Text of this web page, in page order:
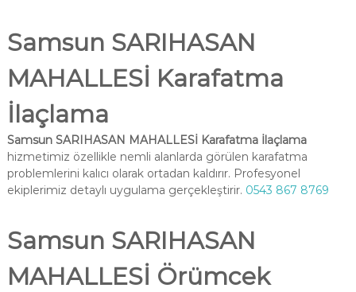
Samsun SARIHASAN
MAHALLESİ Karafatma
İlaçlama
Samsun SARIHASAN MAHALLESİ Karafatma İlaçlama
hizmetimiz özellikle nemli alanlarda görülen karafatma
problemlerini kalıcı olarak ortadan kaldırır. Profesyonel
ekiplerimiz detaylı uygulama gerçekleştirir. 0543 867 8769
Samsun SARIHASAN
MAHALLESİ Örümcek